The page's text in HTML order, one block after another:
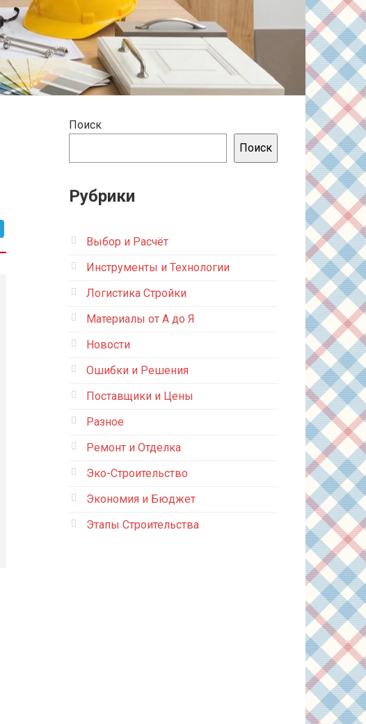
Поиск
Поиск
Рубрики
Выбор и Расчёт
Инструменты и Технологии
Логистика Стройки
Материалы от А до Я
Новости
Ошибки и Решения
Поставщики и Цены
Разное
Ремонт и Отделка
Эко-Строительство
Экономия и Бюджет
Этапы Строительства